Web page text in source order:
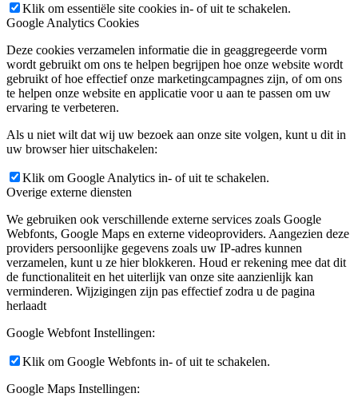
Klik om essentiële site cookies in- of uit te schakelen.
Google Analytics Cookies
Deze cookies verzamelen informatie die in geaggregeerde vorm
wordt gebruikt om ons te helpen begrijpen hoe onze website wordt
gebruikt of hoe effectief onze marketingcampagnes zijn, of om ons
te helpen onze website en applicatie voor u aan te passen om uw
ervaring te verbeteren.
Als u niet wilt dat wij uw bezoek aan onze site volgen, kunt u dit in
uw browser hier uitschakelen:
Klik om Google Analytics in- of uit te schakelen.
Overige externe diensten
We gebruiken ook verschillende externe services zoals Google
Webfonts, Google Maps en externe videoproviders. Aangezien deze
providers persoonlijke gegevens zoals uw IP-adres kunnen
verzamelen, kunt u ze hier blokkeren. Houd er rekening mee dat dit
de functionaliteit en het uiterlijk van onze site aanzienlijk kan
verminderen. Wijzigingen zijn pas effectief zodra u de pagina
herlaadt
Google Webfont Instellingen:
Klik om Google Webfonts in- of uit te schakelen.
Google Maps Instellingen: